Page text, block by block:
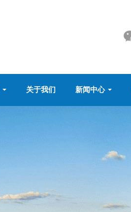
关于我们 新闻中心